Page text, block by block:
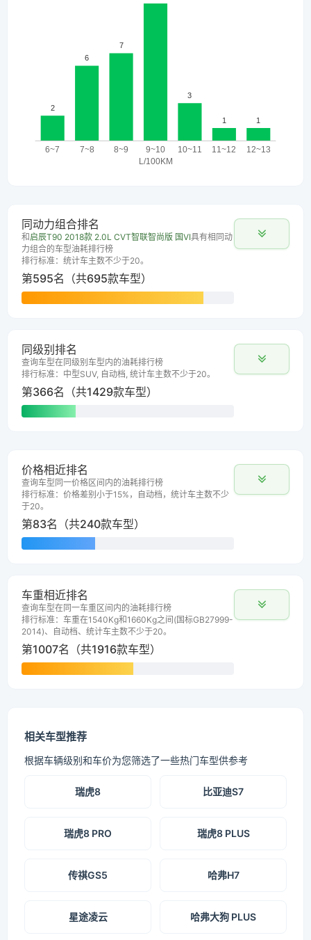
同动力组合排名
和启辰T90 2018款 2.0L CVT智联智尚版 国VI具有相同动
力组合的车型油耗排行榜
排行标准：统计车主数不少于20。
第595名（共695款车型）
同级别排名
查询车型在同级别车型内的油耗排行榜
排行标准：中型SUV, 自动档, 统计车主数不少于20。
第366名（共1429款车型）
价格相近排名
查询车型同一价格区间内的油耗排行榜
排行标准：价格差别小于15%，自动档，统计车主数不少
于20。
第83名（共240款车型）
车重相近排名
查询车型在同一车重区间内的油耗排行榜
排行标准：车重在1540Kg和1660Kg之间(国标GB27999-
2014)、自动档、统计车主数不少于20。
第1007名（共1916款车型）
相关车型推荐
根据车辆级别和车价为您筛选了一些热门车型供参考
瑞虎8 比亚迪S7
瑞虎8 PRO 瑞虎8 PLUS
传祺GS5 哈弗H7
星途凌云 哈弗大狗 PLUS